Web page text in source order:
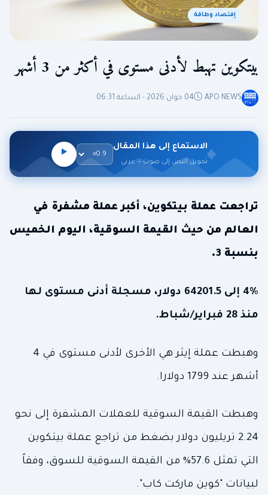
إقتصاد وطاقة
بيتكوين تهبط لأدنى مستوى في أكثر من 3 أشهر
APO NEWS 04 جوان 2026 - الساعة 06:31
الاستماع إلى هذا المقال
تحويل النص إلى صوت — عربي
تراجعت عملة بيتكوين، أكبر عملة مشفرة في
العالم من حيث القيمة السوقية، اليوم الخميس
بنسبة 3.
4% إلى 64201.5 دولار، مسجلة أدنى مستوى لها
منذ 28 فبراير/شباط.
وهبطت عملة إيثر هي الأخرى لأدنى مستوى في 4
أشهر عند 1799 دولارا.
وهبطت القيمة السوقية للعملات المشفرة إلى نحو
2.24 تريليون دولار بضغط من تراجع عملة بيتكوين
التي تمثل 57.6% من القيمة السوقية للسوق، وفقاً
لبيانات "كوين ماركت كاب".